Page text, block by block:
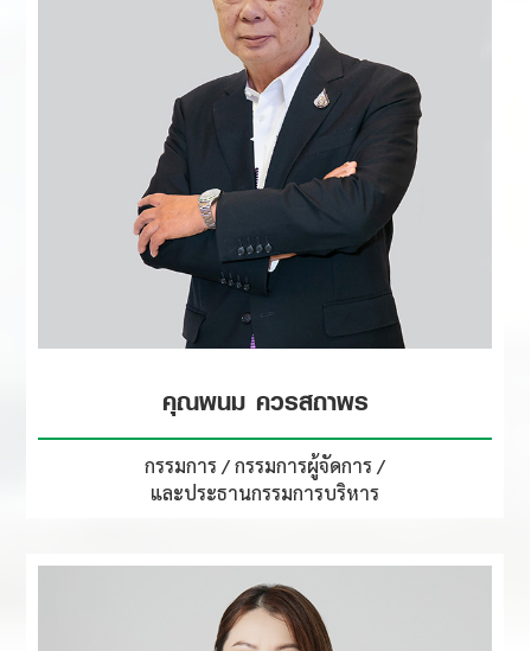
คุณพนม ควรสถาพร
กรรมการ / กรรมการผู้จัดการ /
และประธานกรรมการบริหาร